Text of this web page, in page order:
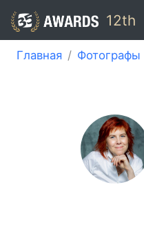
12th
Главная Фотографы